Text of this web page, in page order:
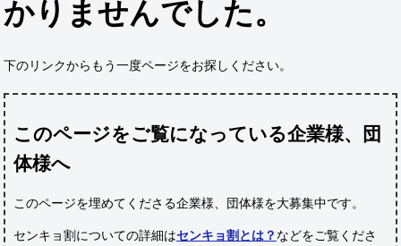
かりませんでした。
下のリンクからもう一度ページをお探しください。
このページをご覧になっている企業様、団
体様へ
このページを埋めてくださる企業様、団体様を大募集中です。
センキョ割についての詳細はセンキョ割とは？ などをご覧くださ